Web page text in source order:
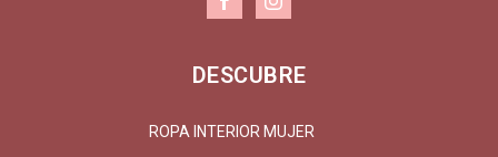
DESCUBRE
ROPA INTERIOR MUJER